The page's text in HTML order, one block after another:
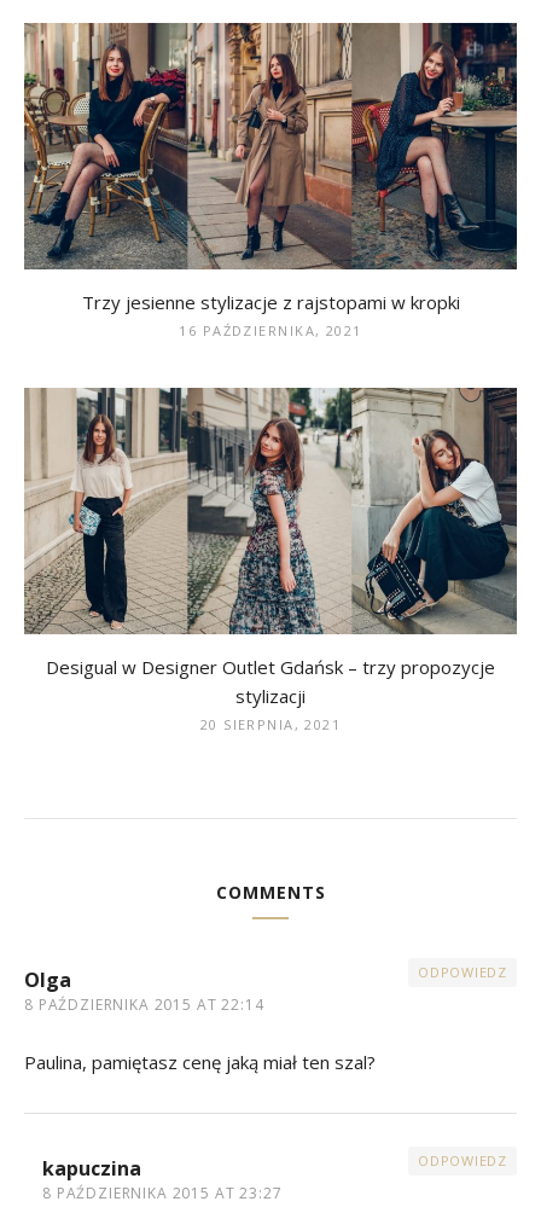
Trzy jesienne stylizacje z rajstopami w kropki
16 PAŹDZIERNIKA, 2021
Desigual w Designer Outlet Gdańsk – trzy propozycje
stylizacji
20 SIERPNIA, 2021
COMMENTS
Olga
8 PAŹDZIERNIKA 2015 AT 22:14
ODPOWIEDZ
Paulina, pamiętasz cenę jaką miał ten szal?
kapuczina
8 PAŹDZIERNIKA 2015 AT 23:27
ODPOWIEDZ